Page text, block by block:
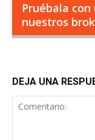
Pruébala
nuestros
DEJA UNA